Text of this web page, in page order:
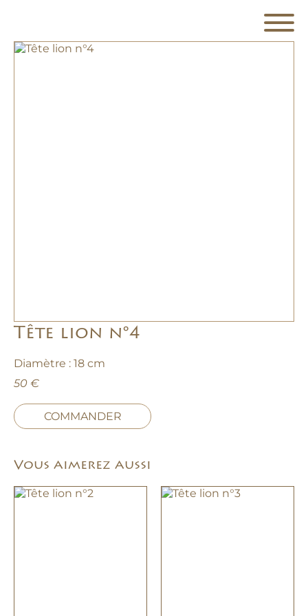
Tête lion n°4
Diamètre : 18 cm
50 €
COMMANDER
Vous aimerez aussi